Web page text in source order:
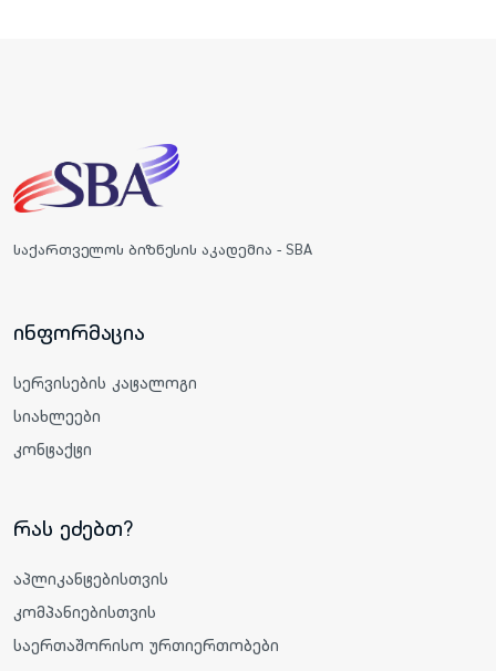
საქართველოს ბიზნესის აკადემია - SBA
ინფორმაცია
სერვისების კატალოგი
სიახლეები
კონტაქტი
რას ეძებთ?
აპლიკანტებისთვის
კომპანიებისთვის
საერთაშორისო ურთიერთობები